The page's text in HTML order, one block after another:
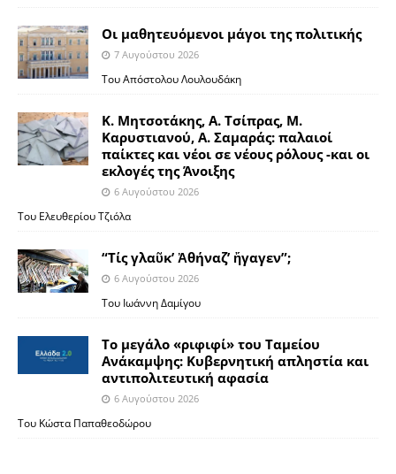
Οι μαθητευόμενοι μάγοι της πολιτικής
7 Αυγούστου 2026
Του Απόστολου Λουλουδάκη
Κ. Μητσοτάκης, Α. Τσίπρας, Μ.
Καρυστιανού, Α. Σαμαράς: παλαιοί
παίκτες και νέοι σε νέους ρόλους -και οι
εκλογές της Άνοιξης
6 Αυγούστου 2026
Του Ελευθερίου Τζιόλα
“Τίς γλαῦκ’ Ἀθήναζ’ ἤγαγεν”;
6 Αυγούστου 2026
Του Ιωάννη Δαμίγου
Το μεγάλο «ριφιφί» του Ταμείου
Ανάκαμψης: Κυβερνητική απληστία και
αντιπολιτευτική αφασία
6 Αυγούστου 2026
Του Κώστα Παπαθεοδώρου